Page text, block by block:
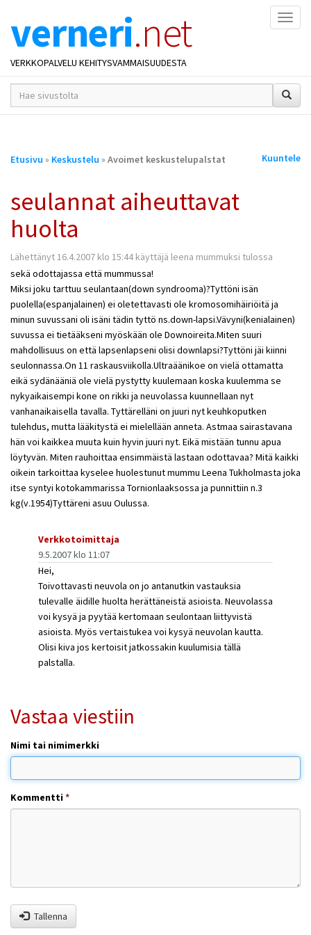
verneri.net
VERKKOPALVELU KEHITYSVAMMAISUUDESTA
hakusana(t)
*
Olet
Etusivu » Keskustelu » Avoimet keskustelupalstat Kuuntele
seulannat aiheuttavat
huolta
Lähettänyt 16.4.2007 klo 15:44 käyttäjä leena mummuksi tulossa
sekä odottajassa että mummussa!
Miksi joku tarttuu seulantaan(down syndrooma)?Tyttöni isän
puolella(espanjalainen) ei oletettavasti ole kromosomihäiriöitä ja
minun suvussani oli isäni tädin tyttö ns.down-lapsi.Vävyni(kenialainen)
suvussa ei tietääkseni myöskään ole Downoireita.Miten suuri
mahdollisuus on että lapsenlapseni olisi downlapsi?Tyttöni jäi kiinni
seulonnassa.On 11 raskausviikolla.Ultraäänikoe on vielä ottamatta
eikä sydänääniä ole vielä pystytty kuulemaan koska kuulemma se
nykyaikaisempi kone on rikki ja neuvolassa kuunnellaan nyt
vanhanaikaisella tavalla. Tyttärelläni on juuri nyt keuhkoputken
tulehdus, mutta lääkitystä ei mielellään anneta. Astmaa sairastavana
hän voi kaikkea muuta kuin hyvin juuri nyt. Eikä mistään tunnu apua
löytyvän. Miten rauhoittaa ensimmäistä lastaan odottavaa? Mitä kaikki
oikein tarkoittaa kyselee huolestunut mummu Leena Tukholmasta joka
itse syntyi kotokammarissa Tornionlaaksossa ja punnittiin n.3
kg(v.1954)Tyttäreni asuu Oulussa.
Verkkotoimittaja
9.5.2007 klo 11:07
Hei,
Toivottavasti neuvola on jo antanutkin vastauksia
tulevalle äidille huolta herättäneistä asioista. Neuvolassa
voi kysyä ja pyytää kertomaan seulontaan liittyvistä
asioista. Myös vertaistukea voi kysyä neuvolan kautta.
Olisi kiva jos kertoisit jatkossakin kuulumisia tällä
palstalla.
Vastaa viestiin
Nimi tai nimimerkki
Kommentti*
Tallenna